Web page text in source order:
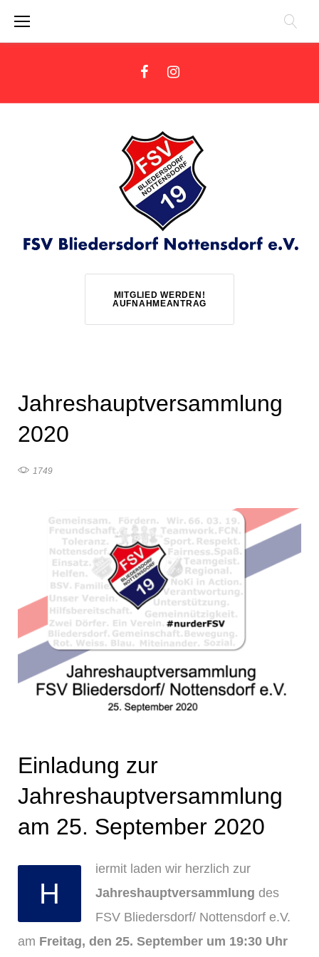
MITGLIED WERDEN!
AUFNAHMEANTRAG
Jahreshauptversammlung
2020
1749
Einladung zur
Jahreshauptversammlung
am 25. September 2020
H
iermit laden wir herzlich zur
Jahreshauptversammlung des
FSV Bliedersdorf/ Nottensdorf e.V.
am Freitag, den 25. September um 19:30 Uhr